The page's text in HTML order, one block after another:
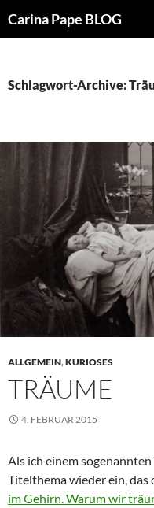
Carina Pape BLOG
Schlagwort-Archive:
ALLGEMEIN,KURIOSES
TRÄUME
4. FEBRUAR 2015
Als ich einem
Titelthema wieder ein, das
im Gehirn. Warum wir